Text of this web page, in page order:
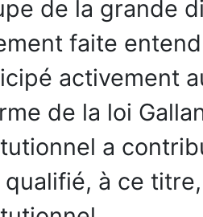
de la grande
faite
activement
de la loi
a
à ce